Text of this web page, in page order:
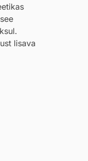
lisava